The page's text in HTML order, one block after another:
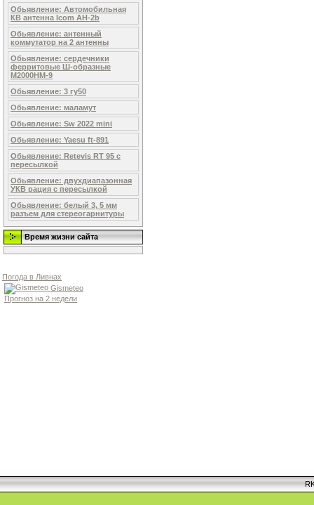
Обьявление: Автомобильная
КВ антенна Icom AH-2b
Обьявление: антенный
коммутатор на 2 антенны
Обьявление: сердечники
ферритовые Ш-образные
М2000НМ-9
Обьявление: 3 гу50
Обьявление: маламут
Обьявление: Sw 2022 mini
Обьявление: Yaesu ft-891
Обьявление: Retevis RT 95 с
пересылкой
Обьявление: двухдиапазонная
УКВ рация с пересылкой
Обьявление: белый 3, 5 мм
разъем для стереогарнитуры
Время жизни сайта
Погода в Ливнах
Gismeteo
Прогноз на 2 недели